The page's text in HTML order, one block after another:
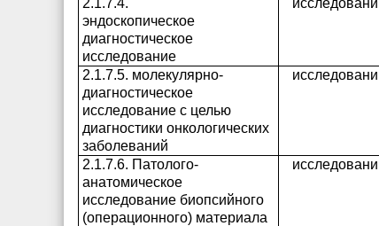
2.1.7.4.
эндоскопическое
диагностическое
исследование
2.1.7.5. молекулярно-
диагностическое
исследование с целью
диагностики онкологических
заболеваний
2.1.7.6. Патолого-
анатомическое
исследование биопсийного
(операционного) материала